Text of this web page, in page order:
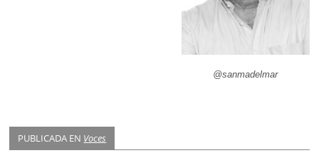
@sanmadelmar
PUBLICADA EN Voces